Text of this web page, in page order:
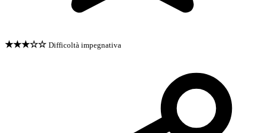
★★★☆☆ Difficoltà impegnativa